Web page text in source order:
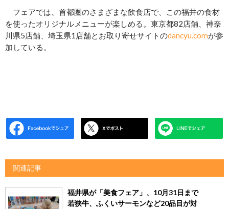
フェアでは、首都圏のさまざまな飲食店で、この福井の食材
を使ったオリジナルメニューが楽しめる。東京都82店舗、神奈
川県5店舗、埼⽟県1店舗とお取り寄せサイトのdancyu.comが参
加している。
関連記事
福井県が「美食フェア」、10月31日まで
若狭牛、ふくいサーモンなど20品目が対